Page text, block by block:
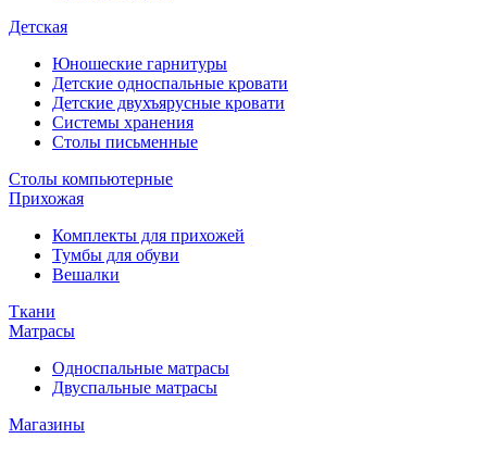
Детская
Юношеские гарнитуры
Детские односпальные кровати
Детские двухъярусные кровати
Системы хранения
Столы письменные
Столы компьютерные
Прихожая
Комплекты для прихожей
Тумбы для обуви
Вешалки
Ткани
Матрасы
Односпальные матрасы
Двуспальные матрасы
Магазины